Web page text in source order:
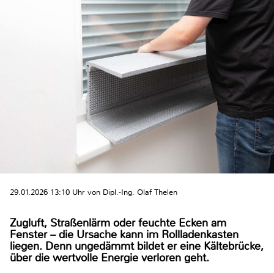
29.01.2026 13:10 Uhr von Dipl.-Ing. Olaf Thelen
Zugluft, Straßenlärm oder feuchte Ecken am
Fenster – die Ursache kann im Rollladenkasten
liegen. Denn ungedämmt bildet er eine Kältebrücke,
über die wertvolle Energie verloren geht.